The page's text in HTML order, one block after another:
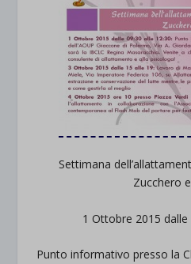
Settimana
Zucchero
1 Ottobre 2015 dalle
Punto informativo presso la